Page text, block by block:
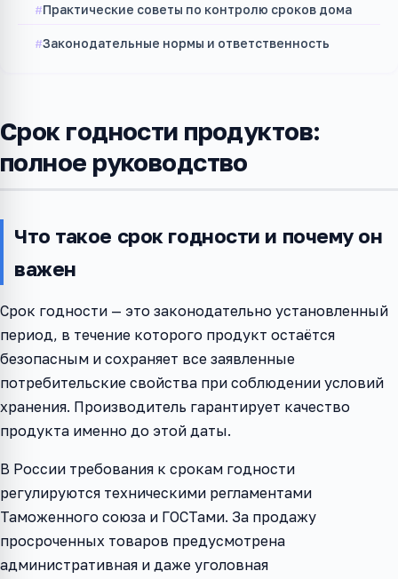
Практические советы по контролю сроков дома
Законодательные нормы и ответственность
Срок годности продуктов:
полное руководство
Что такое срок годности и почему он
важен
Срок годности — это законодательно установленный
период, в течение которого продукт остаётся
безопасным и сохраняет все заявленные
потребительские свойства при соблюдении условий
хранения. Производитель гарантирует качество
продукта именно до этой даты.
В России требования к срокам годности
регулируются техническими регламентами
Таможенного союза и ГОСТами. За продажу
просроченных товаров предусмотрена
административная и даже уголовная